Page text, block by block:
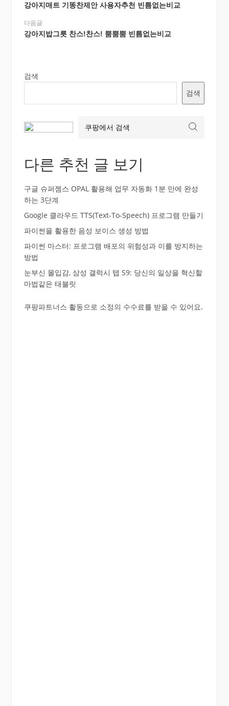
강아지매트 기똥찬제안 사용자추천 빈틈없는비교
다음글
강아지밥그릇 찬스!찬스! 뿜뿜뿜 빈틈없는비교
검색
검색
다른 추천 글 보기
구글 슈퍼젬스 OPAL 활용해 업무 자동화 1분 만에 완성
하는 3단계
Google 클라우드 TTS(Text-To-Speech) 프로그램 만들기
파이썬을 활용한 음성 보이스 생성 방법
파이썬 마스터: 프로그램 배포의 위험성과 이를 방지하는
방법
눈부신 몰입감, 삼성 갤럭시 탭 S9: 당신의 일상을 혁신할
마법같은 태블릿
쿠팡파트너스 활동으로 소정의 수수료를 받을 수 있어요.